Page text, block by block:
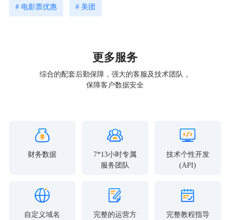
# 电影票优惠 # 美团
更多服务
综合的配套后勤保障，强大的客服及技术团队，
保障客户数据安全
财务数据
7*13小时专属
服务团队
技术个性开发
(API)
自定义域名
完整的运营方
完整教程指导